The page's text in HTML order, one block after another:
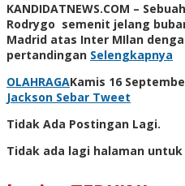
KANDIDATNEWS.COM –
Rodrygo semenit jelang
Madrid atas Inter MIlan
pertandingan Selengkapnya
OLAHRAGAKamis 16
Jackson Sebar Tweet
Tidak Ada Postingan Lagi.
Tidak ada lagi halaman